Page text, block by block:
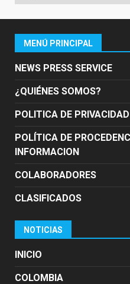
MENÚ PRINCIPAL
NEWS PRESS SERVICE
¿QUIÉNES SOMOS?
POLITICA DE PRIVACIDAD
POLÍTICA DE
INFORMACION
COLABORADORES
CLASIFICADOS
NOTICIAS
INICIO
COLOMBIA